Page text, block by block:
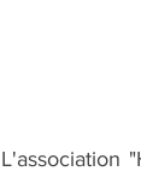
L'association